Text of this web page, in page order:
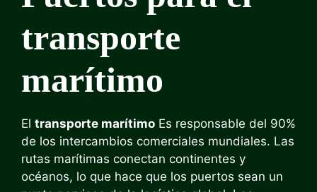
transporte
marítimo
El transporte marítimo Es responsable del 90%
de los intercambios comerciales mundiales. Las
rutas marítimas conectan continentes y
océanos, lo que hace que los puertos sean un